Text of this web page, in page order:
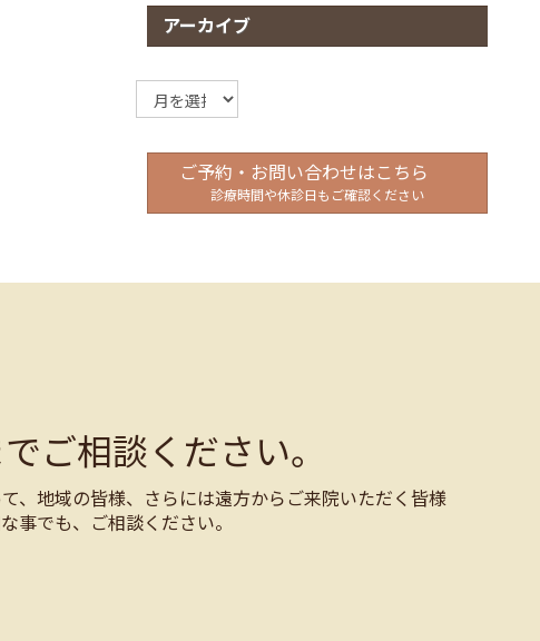
アーカイブ
ア
ー
イ
ご予約・お問い合わせはこちら
診療時間や休診日もご確認ください
ご相談ください。
、地域の皆様、さらには遠方からご来院いただく皆様
事でも、ご相談ください。